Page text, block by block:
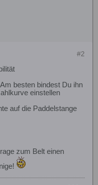
#2
besten bindest Du ihn
einstellen
auf die Paddelstange
zum Belt einen